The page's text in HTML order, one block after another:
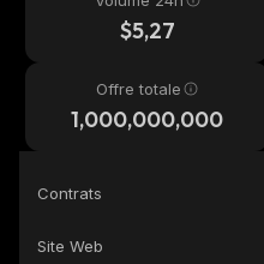
$5,27
Offre totale
1,000,000,000
Contrats
Site Web